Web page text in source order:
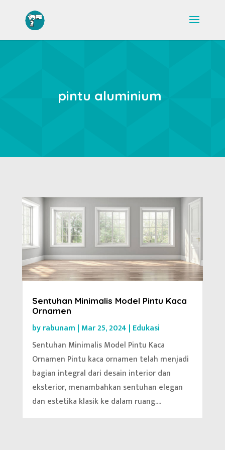
pintu aluminium
Sentuhan Minimalis Model Pintu Kaca
Ornamen
byrabunam | Mar 25, 2024 | Edukasi
Sentuhan Minimalis Model Pintu Kaca
Ornamen Pintu kaca ornamen telah menjadi
bagian integral dari desain interior dan
eksterior, menambahkan sentuhan elegan
dan estetika klasik ke dalam ruang....